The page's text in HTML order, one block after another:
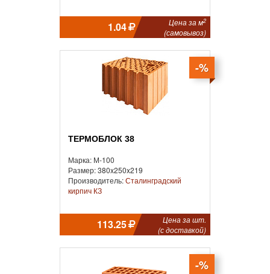
1.04 Цена за м2
(самовывоз)
-%
ТЕРМОБЛОК 38
Марка: М-100
Размер: 380x250x219
Производитель:Сталинградский
кирпич КЗ
113.25
Цена за шт.
(с доставкой)
-%